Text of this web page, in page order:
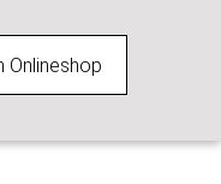
Onlineshop